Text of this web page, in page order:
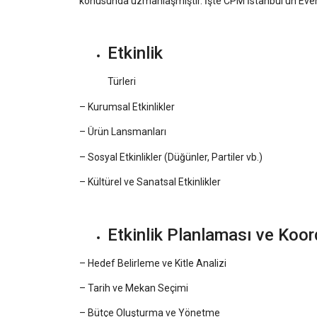
Etkinlik
Türleri
– Kurumsal Etkinlikler
– Ürün Lansmanları
– Sosyal Etkinlikler (Düğünler, Partiler vb.)
– Kültürel ve Sanatsal Etkinlikler
Etkinlik Planlaması ve
– Hedef Belirleme ve Kitle Analizi
– Tarih ve Mekan Seçimi
– Bütçe Oluşturma ve Yönetme